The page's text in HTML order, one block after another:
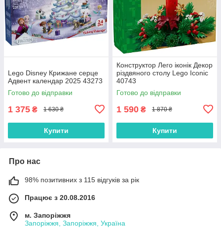
Lego Disney Крижане серце
Адвент календар 2025 43273
Готово до відправки
1 375 ₴ 1 630 ₴
Купити
Конструктор Лего іконік Декор
різдвяного столу Lego Iconic
40743
Готово до відправки
1 590 ₴ 1 870 ₴
Купити
Про нас
98% позитивних з 115 відгуків за рік
Працює з 20.08.2016
м. Запоріжжя
Запоріжжя, Запоріжжя, Україна